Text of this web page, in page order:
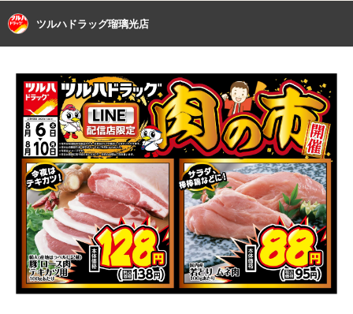
ツルハドラッグ瑠璃光店